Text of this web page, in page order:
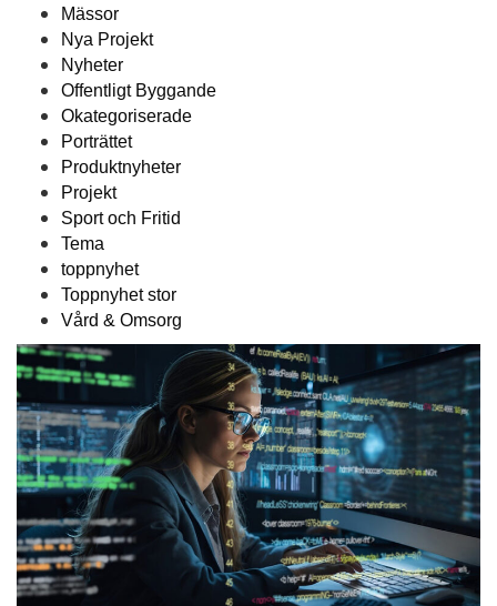
Mässor
Nya Projekt
Nyheter
Offentligt Byggande
Okategoriserade
Porträttet
Produktnyheter
Projekt
Sport och Fritid
Tema
toppnyhet
Toppnyhet stor
Vård & Omsorg